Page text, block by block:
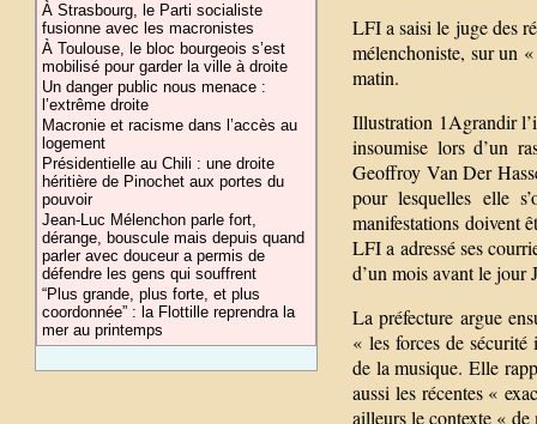
À Strasbourg, le Parti socialiste
fusionne avec les macronistes
À Toulouse, le bloc bourgeois s’est
mobilisé pour garder la ville à droite
Un danger public nous menace :
l’extrême droite
Macronie et racisme dans l’accès au
logement
Présidentielle au Chili : une droite
héritière de Pinochet aux portes du
pouvoir
Jean-Luc Mélenchon parle fort,
dérange, bouscule mais depuis quand
parler avec douceur a permis de
défendre les gens qui souffrent
“Plus grande, plus forte, et plus
coordonnée” : la Flottille reprendra la
mer au printemps
LFI a saisi le juge des
mélenchoniste, sur un
matin.
Illustration 1Agrandir
insoumise lors d’un
Geoffroy Van Der
pour lesquelles elle
manifestations doivent
LFI a adressé ses
d’un mois avant le jour
La préfecture argue
« les forces de sécurité
de la musique. Elle
aussi les récentes «
ailleurs le contexte «